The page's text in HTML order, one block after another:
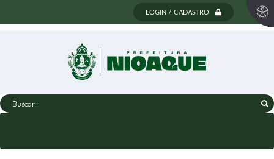
LOGIN / CADASTRO
Buscar...